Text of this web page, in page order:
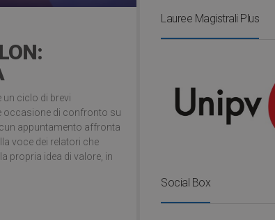
un ciclo di brevi
occasione di confronto su
appuntamento affronta
voce dei relatori che
propria idea di valore, in
Lauree Magistrali Plus
Social Box